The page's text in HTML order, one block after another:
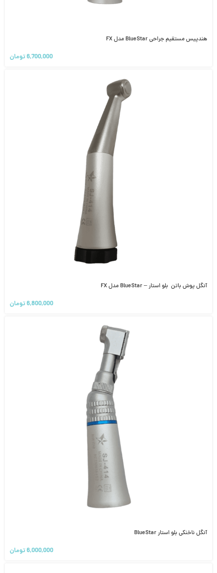
هندپیس مستقیم جراحی BlueStar مدل FX
6,700,000تومان
آنگل پوش باتن بلو استار – BlueStar مدل FX
6,800,000تومان
آنگل ناخنکی بلو استار BlueStar
6,000,000تومان